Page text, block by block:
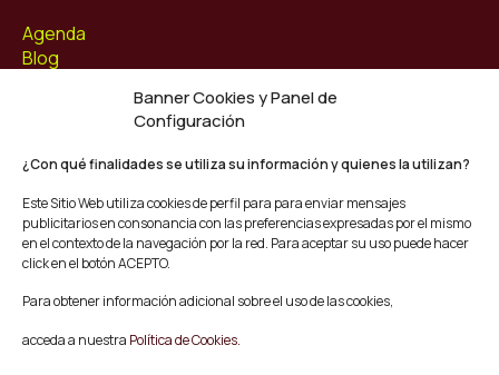
Banner Cookies y Panel de
Configuración
¿Con qué finalidades se utiliza su información y quienes la utilizan?
Este Sitio Web utiliza cookies de perfil para para enviar mensajes
publicitarios en consonancia con las preferencias expresadas por el mismo
en el contexto de la navegación por la red. Para aceptar su uso puede hacer
click en el botón ACEPTO.
Para obtener información adicional sobre el uso de las cookies,
acceda a nuestra Política de Cookies.
Agenda
Blog
Facebook
Youtube
Twitter/X
© Mescladís 2026
Aviso legal